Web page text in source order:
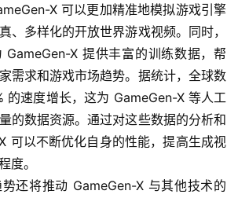
X 可以更加精准地模拟游戏引擎
、多样化的开放世界游戏视频。同时，
GameGen-X 提供丰富的训练数据，帮
需求和游戏市场趋势。据统计，全球数
的速度增长，这为 GameGen-X 等人工
的数据资源。通过对这些数据的分析和
可以不断优化自身的性能，提高生成视
度。
还将推动 GameGen-X 与其他技术的